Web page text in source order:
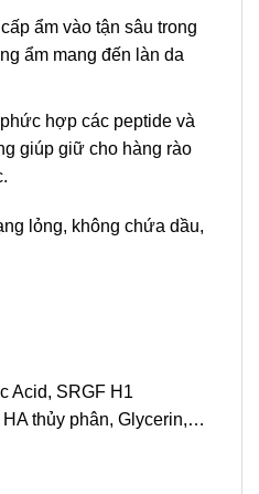
ẩm vào tận sâu trong
ẩm mang đến làn da
hợp các peptide và
giúp giữ cho hàng rào
lỏng, không chứa dầu,
Acid, SRGF H1
thủy phân, Glycerin,…